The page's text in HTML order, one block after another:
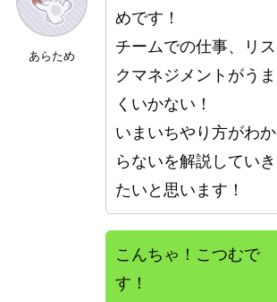
あらため
めです！
チームでの仕事、リス
クマネジメントがうま
くいかない！
いまいちやり方がわか
らないを解説していき
たいと思います！
こんちゃ！こつむで
す！